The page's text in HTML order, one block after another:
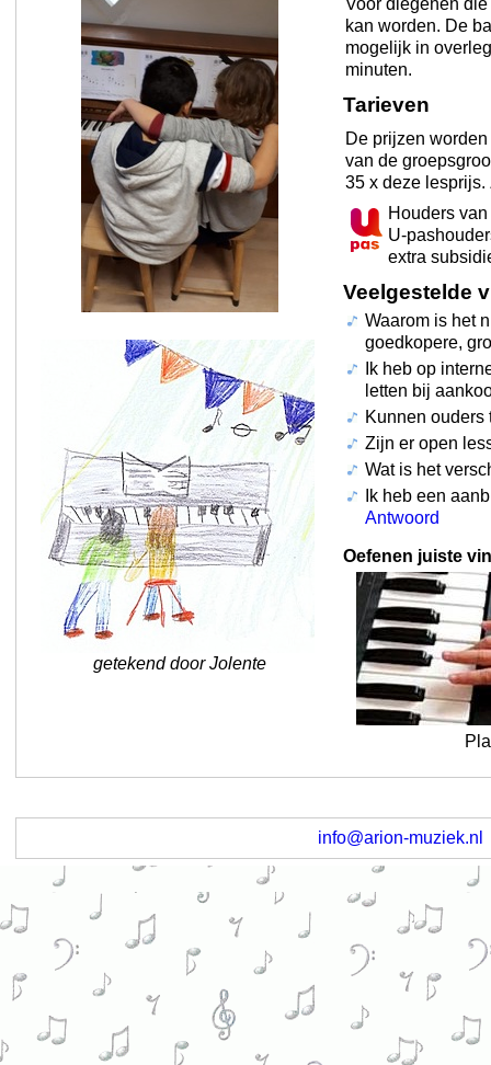
getekend door Jolente
Voor diegenen
kan worden. De
mogelijk in
minuten.
Tarieven
De prijzen
van de
35 x deze
Houders
U-
extra
Veelgestelde
Waarom is het
goedkopere,
Ik heb op
letten bij
Kunnen
Zijn er open
Wat is het
Ik heb een
Antwoord
Oefenen juiste
info@arion-muziek.nl